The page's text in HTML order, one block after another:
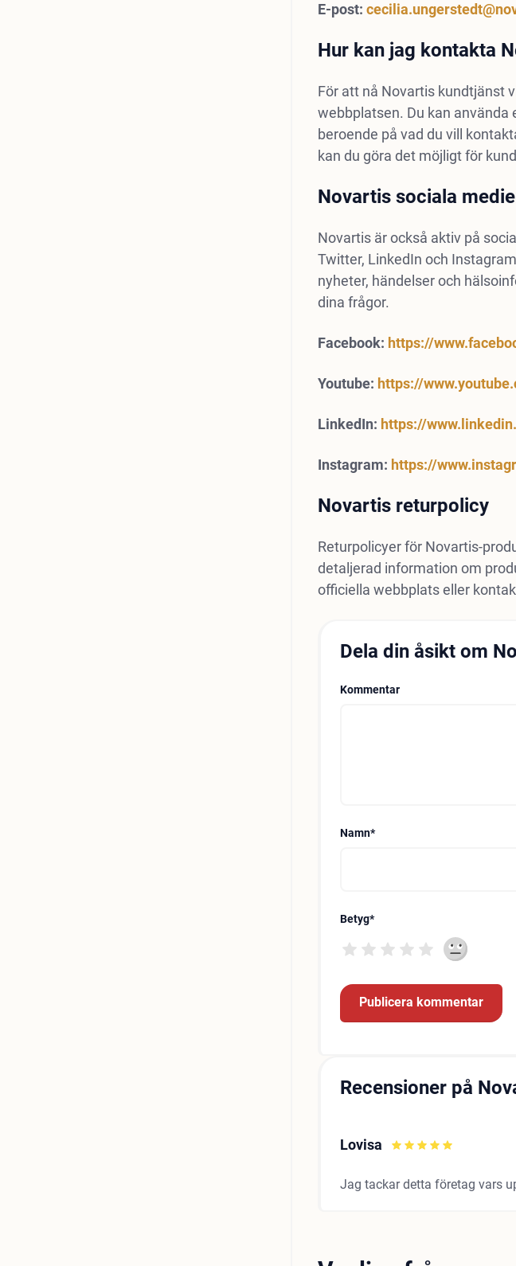
E-post:
Hur kan jag kontakta
För att nå Novartis kundtjänst
webbplatsen. Du kan använda
beroende på vad du vill
kan du göra det möjligt för
Novartis sociala
Novartis är också aktiv på
Twitter, LinkedIn och
nyheter, händelser och
dina frågor.
Facebook: https://
Youtube: https://
LinkedIn: https://
Instagram: https://
Novartis returpolicy
Returpolicyer för Novartis-
detaljerad information om
officiella webbplats eller
Dela din åsikt om
Kommentar
Namn*
Betyg*
Recensioner på
Lovisa
Jag tackar detta företag vars